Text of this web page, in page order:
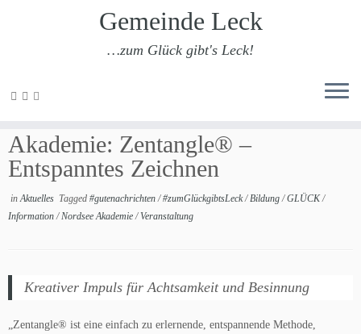
Zum
Gemeinde Leck
…zum Glück gibt's Leck!
Akademie: Zentangle® –
Entspanntes Zeichnen
inAktuelles Tagged #gutenachrichten/#zumGlückgibtsLeck/Bildung/GLÜCK/
Information/Nordsee Akademie/Veranstaltung
Kreativer Impuls für Achtsamkeit und Besinnung
„Zentangle® ist eine einfach zu erlernende, entspannende Methode,